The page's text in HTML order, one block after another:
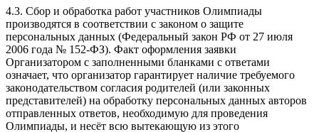
4.3. Сбор и обработка работ участников Олимпиады
производятся в соответствии с законом о защите
персональных данных (Федеральный закон РФ от 27 июля
2006 года № 152-ФЗ). Факт оформления заявки
Организатором с заполненными бланками с ответами
означает, что организатор гарантирует наличие требуемого
законодательством согласия родителей (или законных
представителей) на обработку персональных данных авторов
отправленных ответов, необходимую для проведения